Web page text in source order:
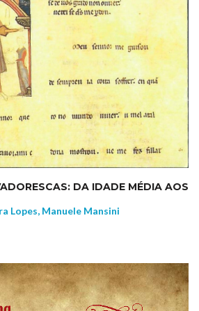
DA IDADE MÉDIA AOS
Lopes, Manuele Mansini